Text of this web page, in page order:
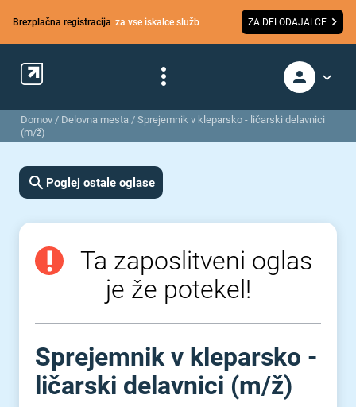
Brezplačna registracija za vse iskalce služb ZA DELODAJALCE
Domov / Delovna mesta / Sprejemnik v kleparsko - ličarski delavnici
(m/ž)
Poglej ostale oglase
Ta zaposlitveni oglas
je že potekel!
Sprejemnik v kleparsko -
ličarski delavnici (m⁠/⁠ž)